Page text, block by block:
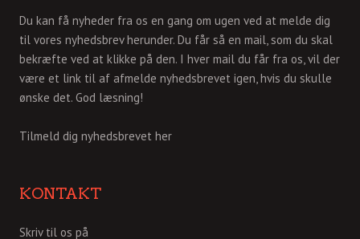
Du kan få nyheder fra os en gang om ugen ved at melde dig
til vores nyhedsbrev herunder. Du får så en mail, som du skal
bekræfte ved at klikke på den. I hver mail du får fra os, vil der
være et link til af afmelde nyhedsbrevet igen, hvis du skulle
ønske det. God læsning!
Tilmeld dig nyhedsbrevet her
KONTAKT
Skriv til os på